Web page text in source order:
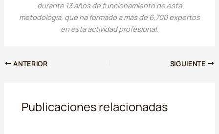
durante 13 años de funcionamiento de esta
metodología, que ha formado a más de 6,700 expertos
en esta actividad profesional.
ANTERIOR SIGUIENTE
Publicaciones relacionadas